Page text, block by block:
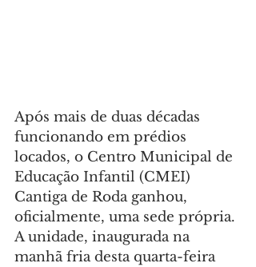
Após mais de duas décadas
funcionando em prédios
locados, o Centro Municipal de
Educação Infantil (CMEI)
Cantiga de Roda ganhou,
oficialmente, uma sede própria.
A unidade, inaugurada na
manhã fria desta quarta-feira